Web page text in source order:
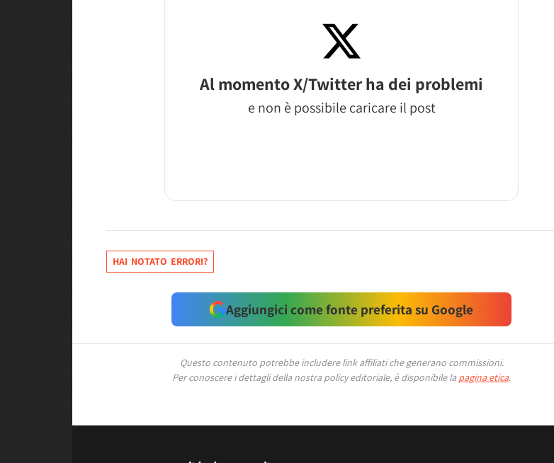
Al momento X/Twitter ha dei problemi
e non è possibile caricare il post
HAI NOTATO ERRORI?
Aggiungici come fonte preferita su Google
Questo contenuto potrebbe includere link affiliati che generano commissioni.
Per conoscere i dettagli della nostra policy editoriale, è disponibile la pagina etica.